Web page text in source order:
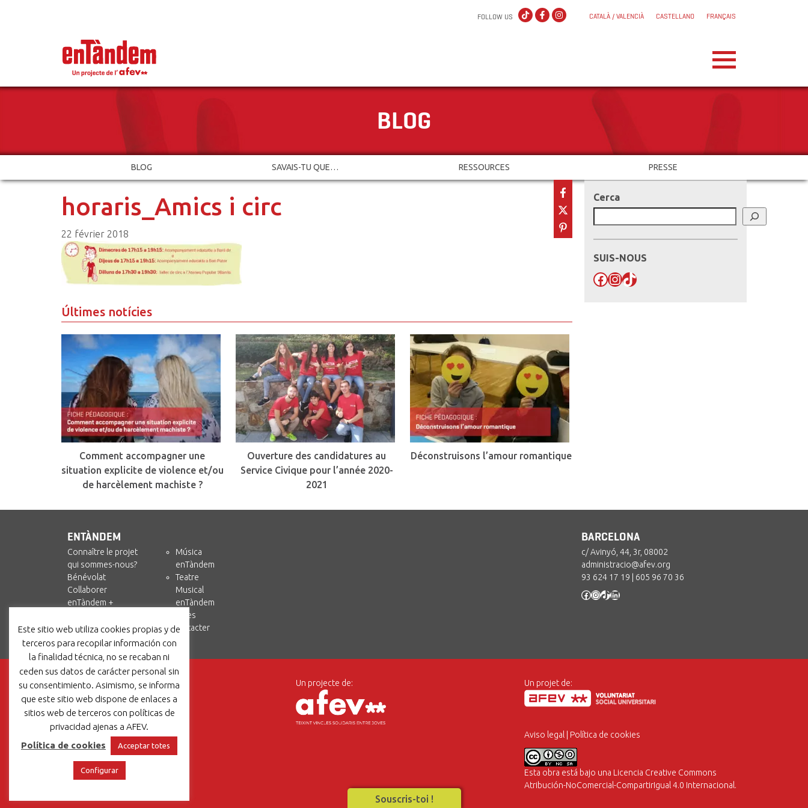
CATALÀ / VALENCIÀ CASTELLANO FRANÇAIS
FOLLOW US
BLOG
BLOG SAVAIS-TU QUE… RESSOURCES PRESSE
horaris_Amics i circ
22 février 2018
Últimes notícies
Comment accompagner une
situation explicite de violence et/ou
de harcèlement machiste ?
Ouverture des candidatures au
Service Civique pour l’année 2020-
2021
Déconstruisons l’amour romantique
Cerca
SUIS-NOUS
Facebook
Instagram
TikTok
ENTÀNDEM
Connaître le projet
qui sommes-nous?
Bénévolat
Collaborer
enTàndem +
Música
enTàndem
Teatre
Musical
enTàndem
Ressources
Nous contacter
BARCELONA
c/ Avinyó, 44, 3r, 08002
administracio@afev.org
93 624 17 19
605 96 70 36
Facebook
Instagram
TikTok
LinkedIn
Un projecte de: Un projet de:
Aviso legal Política de cookies
Esta obra está bajo una Licencia Creative Commons
Atribución-NoComercial-CompartirIgual 4.0 Internacional .
Souscris-toi !
Este sitio web utiliza cookies propias y de
terceros para recopilar información con
la finalidad técnica, no se recaban ni
ceden sus datos de carácter personal sin
su consentimiento. Asimismo, se informa
que este sitio web dispone de enlaces a
sitios web de terceros con políticas de
privacidad ajenas a AFEV.
Política de cookies
Acceptar totes
Configurar